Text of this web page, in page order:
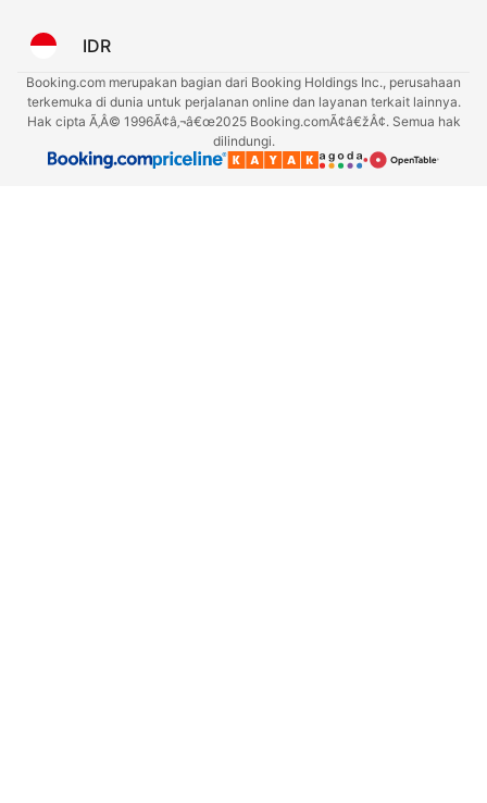
IDR
Booking.com merupakan bagian dari Booking Holdings Inc., perusahaan
terkemuka di dunia untuk perjalanan online dan layanan terkait lainnya.
Hak cipta Ã‚Â© 1996Ã¢â‚¬â€œ2025 Booking.comÃ¢â€žÂ¢. Semua hak
dilindungi.